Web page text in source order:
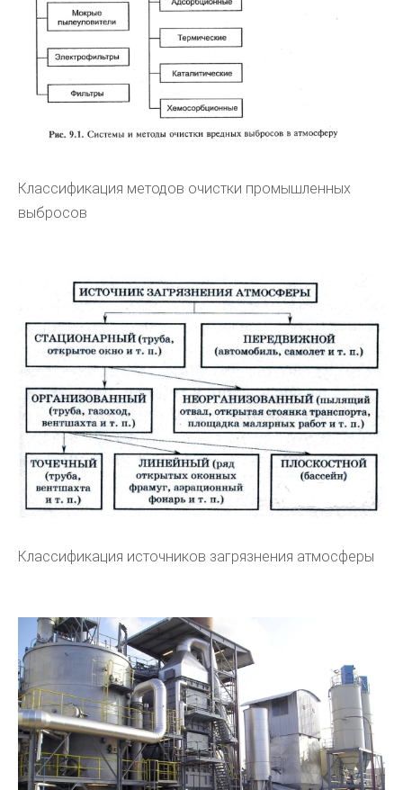
Классификация методов очистки промышленных
выбросов
Классификация источников загрязнения атмосферы